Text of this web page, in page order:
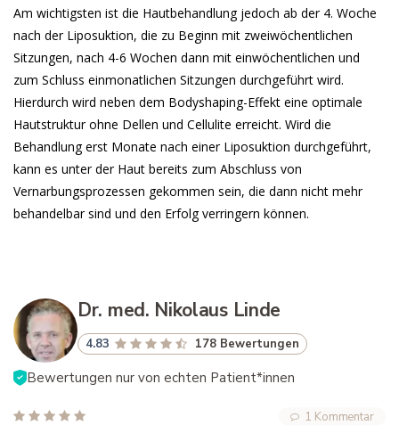
Am wichtigsten ist die Hautbehandlung jedoch ab der 4. Woche
nach der Liposuktion, die zu Beginn mit zweiwöchentlichen
Sitzungen, nach 4-6 Wochen dann mit einwöchentlichen und
zum Schluss einmonatlichen Sitzungen durchgeführt wird.
Hierdurch wird neben dem Bodyshaping-Effekt eine optimale
Hautstruktur ohne Dellen und Cellulite erreicht. Wird die
Behandlung erst Monate nach einer Liposuktion durchgeführt,
kann es unter der Haut bereits zum Abschluss von
Vernarbungsprozessen gekommen sein, die dann nicht mehr
behandelbar sind und den Erfolg verringern können.